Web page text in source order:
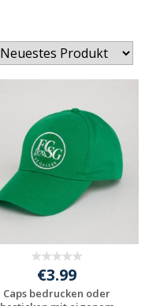
€3.99
Caps bedrucken oder